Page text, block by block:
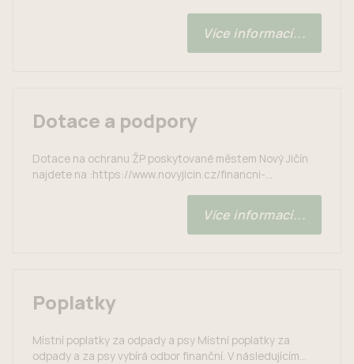
Více informací...
Dotace a podpory
Dotace na ochranu ŽP poskytované městem Nový Jičín
najdete na :https://www.novyjicin.cz/financni-
Více informací...
Poplatky
Místní poplatky za odpady a psy Místní poplatky za
odpady a za psy vybírá odbor finanční. V následujícím